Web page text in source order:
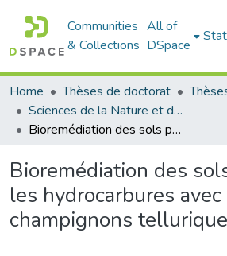
Communities
& Collections
All of
DSpace
Home Thèses de doctorat
Sciences de la Nature et de la Vie - علوم الطبيعة و الحياة
Bioremédiation des sols pollués par les hydrocarbures avec des champignons telluriques
Bioremédiation des
les hydrocarbures avec
champignons